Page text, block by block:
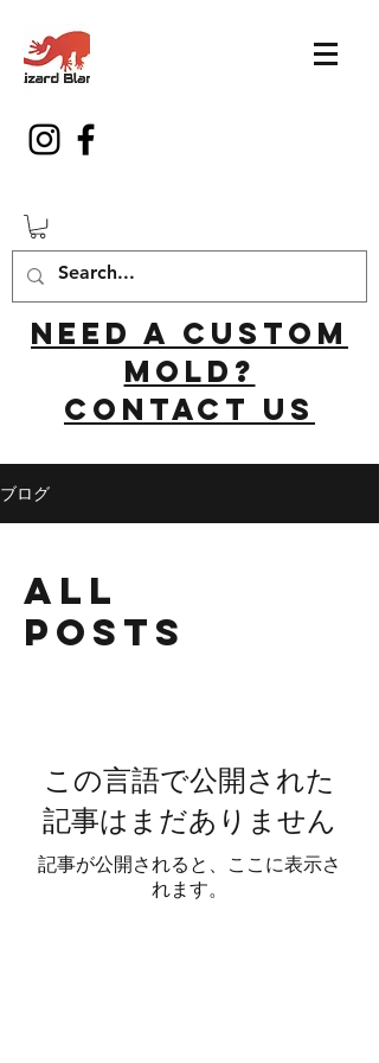
Need a custom
mold?
Contact us
ブログ
All
Posts
この言語で公開された
記事はまだありません
記事が公開されると、ここに表示さ
れます。